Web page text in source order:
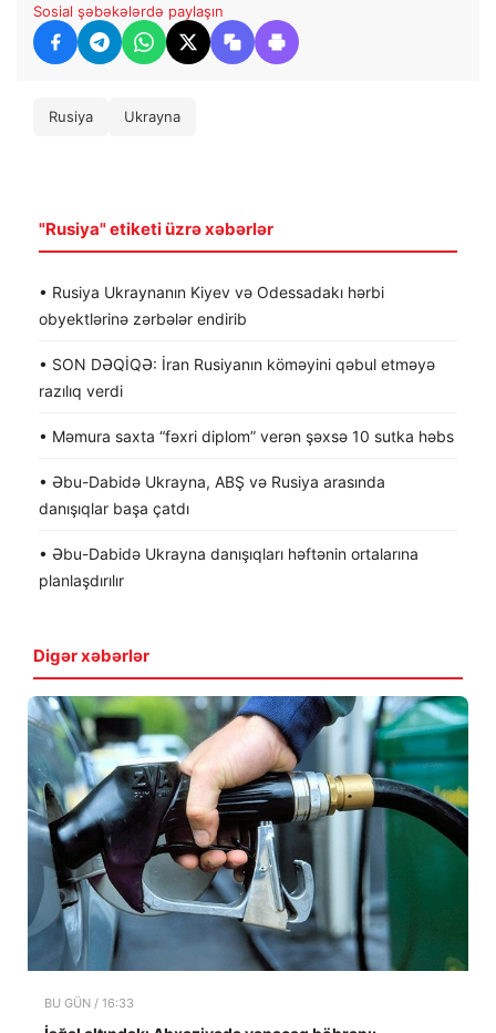
Sosial şəbəkələrdə paylaşın
Rusiya Ukrayna
"Rusiya" etiketi üzrə xəbərlər
• Rusiya Ukraynanın Kiyev və Odessadakı hərbi
obyektlərinə zərbələr endirib
• SON DƏQİQƏ: İran Rusiyanın köməyini qəbul etməyə
razılıq verdi
• Məmura saxta “fəxri diplom” verən şəxsə 10 sutka həbs
• Əbu-Dabidə Ukrayna, ABŞ və Rusiya arasında
danışıqlar başa çatdı
• Əbu-Dabidə Ukrayna danışıqları həftənin ortalarına
planlaşdırılır
Digər xəbərlər
BU GÜN / 16:33